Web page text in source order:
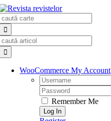
Skip
to
content
WooCommerce My Account
Username:
Password:
Remember Me